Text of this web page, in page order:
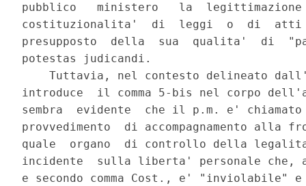
pubblico   ministero   la
costituzionalita'  di  leggi  o  di  atti
presupposto  della  sua  qualita'  di
potestas judicandi.
Tuttavia, nel contesto delineato
introduce  il comma 5-bis nel corpo
sembra  evidente  che il p.m. e'
provvedimento  di accompagnamento alla
quale  organo  di controllo della
incidente  sulla liberta' personale
e secondo comma Cost., e' "inviolabile" e